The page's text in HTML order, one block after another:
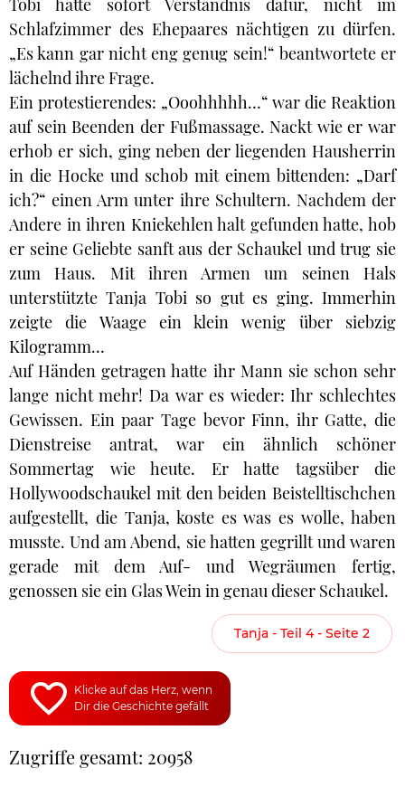
Tobi hatte sofort Verständnis dafür, nicht im
Schlafzimmer des Ehepaares nächtigen zu dürfen.
„Es kann gar nicht eng genug sein!“ beantwortete er
lächelnd ihre Frage.
Ein protestierendes: „Ooohhhhh…“ war die Reaktion
auf sein Beenden der Fußmassage. Nackt wie er war
erhob er sich, ging neben der liegenden Hausherrin
in die Hocke und schob mit einem bittenden: „Darf
ich?“ einen Arm unter ihre Schultern. Nachdem der
Andere in ihren Kniekehlen halt gefunden hatte, hob
er seine Geliebte sanft aus der Schaukel und trug sie
zum Haus. Mit ihren Armen um seinen Hals
unterstützte Tanja Tobi so gut es ging. Immerhin
zeigte die Waage ein klein wenig über siebzig
Kilogramm…
Auf Händen getragen hatte ihr Mann sie schon sehr
lange nicht mehr! Da war es wieder: Ihr schlechtes
Gewissen. Ein paar Tage bevor Finn, ihr Gatte, die
Dienstreise antrat, war ein ähnlich schöner
Sommertag wie heute. Er hatte tagsüber die
Hollywoodschaukel mit den beiden Beistelltischchen
aufgestellt, die Tanja, koste es was es wolle, haben
musste. Und am Abend, sie hatten gegrillt und waren
gerade mit dem Auf- und Wegräumen fertig,
genossen sie ein Glas Wein in genau dieser Schaukel.
Tanja - Teil 4 - Seite 2
Klicke auf das Herz, wenn
Dir die Geschichte gefällt
Zugriffe gesamt: 20958